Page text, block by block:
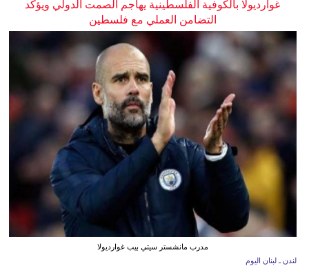
غوارديولا بالكوفية الفلسطينية يهاجم الصمت الدولي ويؤكد
التضامن العملي مع فلسطين
مدرب مانشستر سيتي بيب غوارديولا
لندن ـ لبنان اليوم